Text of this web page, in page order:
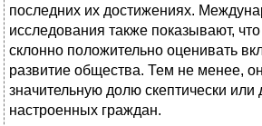
последних их достижениях.
исследования также показывают,
склонно положительно оценивать
развитие общества. Тем не менее,
значительную долю скептически или
настроенных граждан.